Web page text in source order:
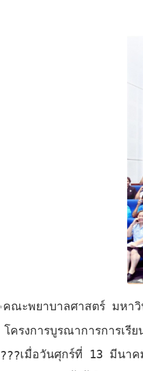
คณะพยาบาลศาสตร์ มหา
ครงการบูรณาการการเรี
เมื่อวันศุกร์ที่ 13 มีนา